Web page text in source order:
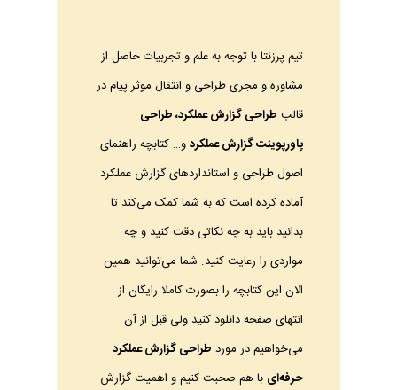
تیم پرزنتا با توجه به علم و تجربیات حاصل از
مشاوره و مجری طراحی و انتقال موثر پیام در
قالب طراحی گزارش عملکرد، طراحی
پاورپوینت گزارش عملکردو… کتابچه راهنمای
اصول طراحی و استانداردهای گزارش عملکرد
آماده کرده است که به شما کمک می‌کند تا
بدانید باید به چه نکاتی دقت کنید و چه
مواردی را رعایت کنید. شما می‌توانید همین
الان این کتابچه را بصورت کاملا رایگان از
انتهای صفحه دانلود کنید ولی قبل از آن
می‌خواهیم در مورد طراحی گزارش عملکرد
حرفه‌ای با هم صحبت کنیم و اهمیت گزارش